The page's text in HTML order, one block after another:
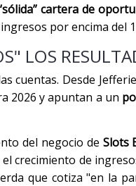
cartera de
por encima del
LOS
cuentas. Desde
2026 y apuntan a un
del negocio de Slots
crecimiento de
que cotiza "en la